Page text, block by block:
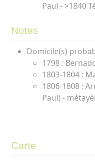
Paul - >1840
Notes
Domicile(s)
1798 :
1803-1804 :
1806-1808 :
Paul) -
Carte